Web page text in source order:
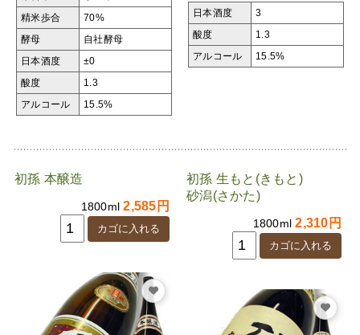
精米歩合 70%
酵母 自社酵母
日本酒度 ±0
酸度 1.3
アルコール 15.5%
日本酒度 3
酸度 1.3
アルコール 15.5%
初孫 本醸造
1800ml2,585円
初孫 生もと(きもと)
砂潟(さかた)
1800ml2,310円